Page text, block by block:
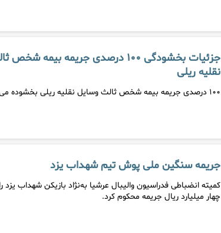
جزئیات بخشودگی ۱۰۰ درصدی جریمه بیمه
نقلیه ریلی
۱۰۰ درصدی جریمه بیمه شخص ثالث وسایل نقلیه ریلی بخشوده می‌شود.
جریمه سنگین ملی پوش تیم شهداب یزد
کمیته انضباطی فدراسیون والیبال عرشیا به‌نژاد بازیکن شهداب
چهار میلیارد ریال جریمه محکوم کرد.